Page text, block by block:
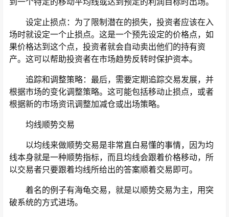
设定止损点：为了限制潜在的损失，投资者应该在入
场时就设定一个止损点。这是一个预先设定的价格点，如
果价格达到这个点，投资者就会自动卖出他们的持有资
产。这可以帮助投资者在市场趋势反转时保护资本。
追踪和调整策略：最后，需要定期追踪交易发展，并
根据市场的变化调整策略。这可能包括移动止损点，或者
根据新的市场资讯调整加减仓或出场策略。
均线顺势交易
以均线来做顺势交易是非常直白易懂的事情，因为均
线本身就是一种顺势指标，而且均线会跟着价格移动，所
以交易者只要跟着均线所给出的答案顺着交易即可。
着名的例子有海龟交易，就是以顺势交易为主，用突
破系统的方式进场。